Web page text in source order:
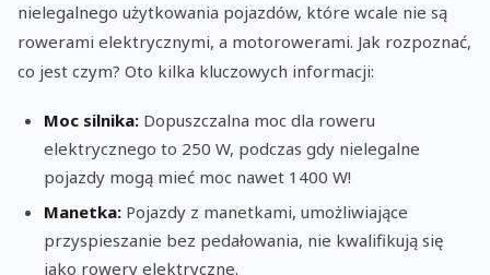
nielegalnego użytkowania pojazdów, które wcale nie są
rowerami elektrycznymi, a motorowerami. Jak rozpoznać,
co jest czym? Oto kilka kluczowych informacji:
Moc silnika: Dopuszczalna moc dla roweru
elektrycznego to 250 W, podczas gdy nielegalne
pojazdy mogą mieć moc nawet 1400 W!
Manetka: Pojazdy z manetkami, umożliwiające
przyspieszanie bez pedałowania, nie kwalifikują się
jako rowery elektryczne.